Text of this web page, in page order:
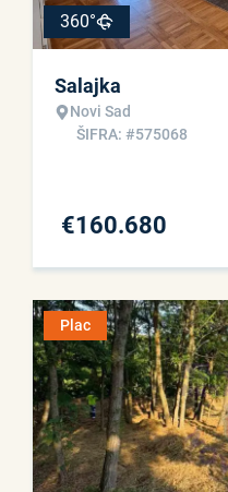
360°
Salajka
Novi Sad
ŠIFRA: #575068
€160.680
Plac